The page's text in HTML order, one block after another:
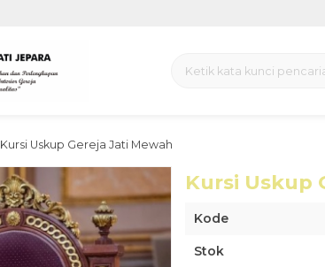
Kursi Uskup Gereja Jati Mewah
Kursi Uskup
Kode
Stok